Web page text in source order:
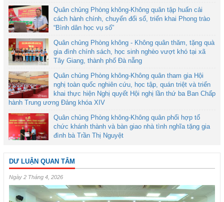
Quân chủng Phòng không-Không quân tập huấn cải
cách hành chính, chuyển đổi số, triển khai Phong trào
“Bình dân học vụ số”
Quân chủng Phòng không - Không quân thăm, tặng quà
gia đình chính sách, học sinh nghèo vượt khó tại xã
Tây Giang, thành phố Đà nẵng
Quân chủng Phòng không-Không quân tham gia Hội
nghị toàn quốc nghiên cứu, học tập, quán triệt và triển
khai thực hiện Nghị quyết Hội nghị lần thứ ba Ban Chấp
hành Trung ương Đảng khóa XIV
Quân chủng Phòng không-Không quân phối hợp tổ
chức khánh thành và bàn giao nhà tình nghĩa tặng gia
đình bà Trần Thị Nguyệt
DƯ LUẬN QUAN TÂM
Ngày 2 Tháng 4, 2026